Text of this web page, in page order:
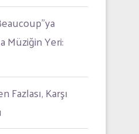
Müziğin Yeri:
Fazlası, Karşı